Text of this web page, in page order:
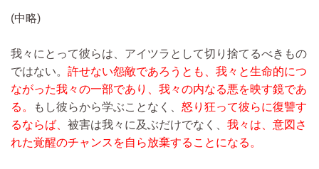
(中略)
我々にとって彼らは、アイツラとして切り捨てるべきもの
ではない。 許せない怨敵であろうとも、我々と生命的につ
ながった我々の一部であり、我々の内なる悪を映す鏡であ
る。
もし彼らから学ぶことなく、 怒り狂って彼らに復讐す
るならば、 被害は我々に及ぶだけでなく、 我々は、意図さ
れた覚醒のチャンスを自ら放棄することになる。